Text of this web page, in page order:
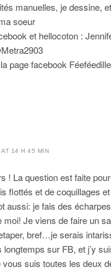
manuelles, je dessine,
soeur
et hellocoton :
page facebook
14 H 45 MIN
! La question est faite
flottés et de coquillages
aussi: je fais des
moi! Je viens de faire un
bref…je serais
sur FB, et j’y
suis toutes les deux